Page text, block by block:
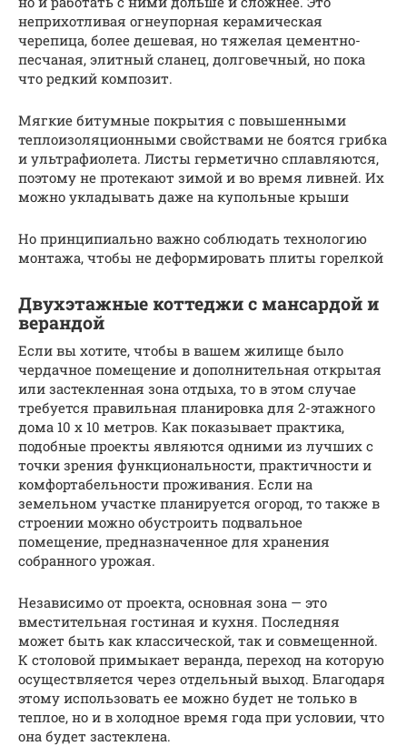
неприхотливая огнеупорная керамическая
черепица, более дешевая, но тяжелая цементно-
песчаная, элитный сланец, долговечный, но пока
что редкий композит.
Мягкие битумные покрытия с повышенными
теплоизоляционными свойствами не боятся грибка
и ультрафиолета. Листы герметично сплавляются,
поэтому не протекают зимой и во время ливней. Их
можно укладывать даже на купольные крыши
Но принципиально важно соблюдать технологию
монтажа, чтобы не деформировать плиты горелкой
Двухэтажные коттеджи с мансардой и
верандой
Если вы хотите, чтобы в вашем жилище было
чердачное помещение и дополнительная открытая
или застекленная зона отдыха, то в этом случае
требуется правильная планировка для 2-этажного
дома 10 х 10 метров. Как показывает практика,
подобные проекты являются одними из лучших с
точки зрения функциональности, практичности и
комфортабельности проживания. Если на
земельном участке планируется огород, то также в
строении можно обустроить подвальное
помещение, предназначенное для хранения
собранного урожая.
Независимо от проекта, основная зона — это
вместительная гостиная и кухня. Последняя
может быть как классической, так и совмещенной.
К столовой примыкает веранда, переход на которую
осуществляется через отдельный выход. Благодаря
этому использовать ее можно будет не только в
теплое, но и в холодное время года при условии, что
она будет застеклена.